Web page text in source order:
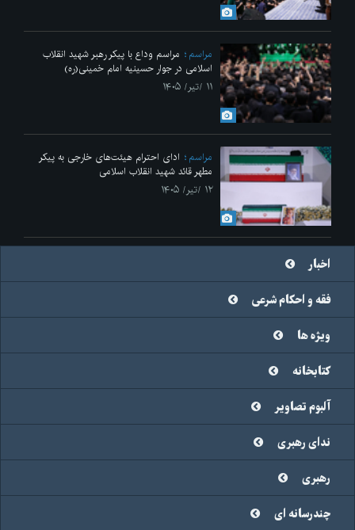
مراسم
مراسم وداع با پیکر رهبر شهید انقلاب
اسلامی در جوار حسینیه امام خمینی(ره)
۱۱ /تیر/ ۱۴۰۵
مراسم
ادای احترام هیئت‌های خارجی به پیکر
مطهر قائد شهید انقلاب اسلامی
۱۲ /تیر/ ۱۴۰۵
اخبار
فقه و احکام شرعی
ویژه ها
کتابخانه
آلبوم تصاویر
ندای رهبری
رهبری
چندرسانه ای